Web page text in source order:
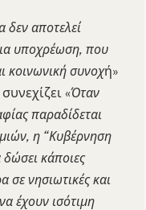
δεν αποτελεί
υποχρέωση, που
κοινωνική συνοχή»
«Όταν
παραδίδεται
η “Κυβέρνηση
δώσει κάποιες
σε νησιωτικές και
έχουν ισότιμη